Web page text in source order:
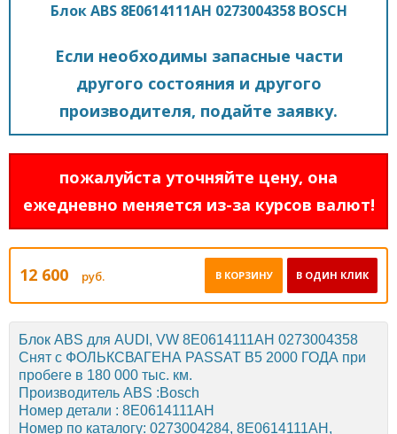
Блок ABS 8E0614111AH 0273004358 BOSCH
Если необходимы запасные части
другого состояния и другого
производителя, подайте заявку.
пожалуйста уточняйте цену, она
ежедневно меняется из-за курсов валют!
12 600 руб. В ОДИН КЛИК
В КОРЗИНУ
Блок ABS для AUDI, VW 8E0614111AH 0273004358
Снят с ФОЛЬКСВАГЕНА PASSAT B5 2000 ГОДА при
пробеге в 180 000 тыс. км.
Производитель ABS :Bosch
Номер детали : 8E0614111AH
Номер по каталогу: 0273004284, 8E0614111AH,